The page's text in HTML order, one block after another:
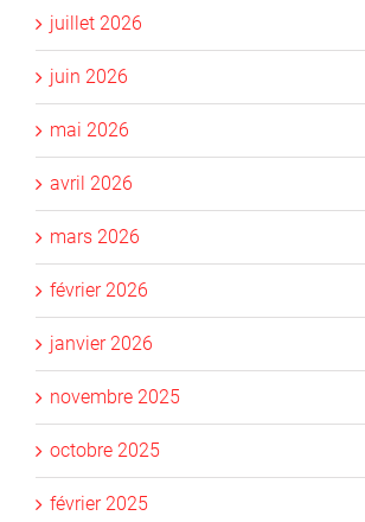
juillet 2026
juin 2026
mai 2026
avril 2026
mars 2026
février 2026
janvier 2026
novembre 2025
octobre 2025
février 2025